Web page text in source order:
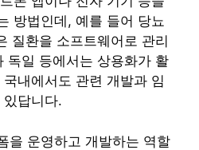
방법인데, 예를 들어 당뇨
질환을 소프트웨어로 관리
독일 등에서는 상용화가 활
내에서도 관련 개발과 임
답니다.
을 운영하고 개발하는 역할